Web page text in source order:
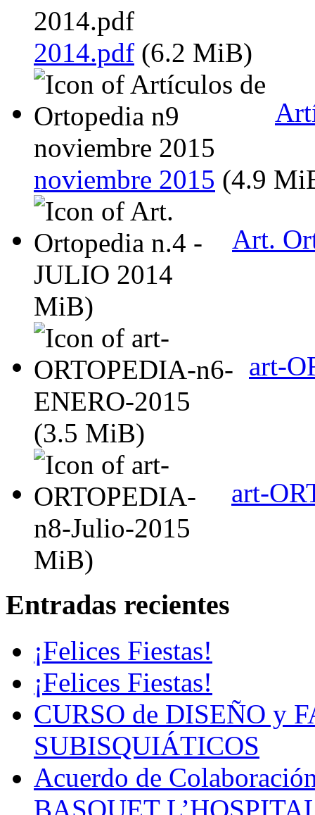
2014.pdf (6.2 MiB)
noviembre 2015 (4.9
Art.
MiB)
art-
(3.5 MiB)
art-
MiB)
Entradas recientes
¡Felices Fiestas!
¡Felices Fiestas!
CURSO de DISEÑO y
SUBISQUIÁTICOS
Acuerdo de